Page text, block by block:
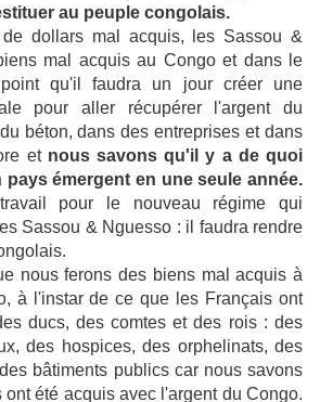
au peuple congolais.
dollars mal acquis, les Sassou &
mal acquis au Congo et dans le
qu'il faudra un jour créer une
pour aller récupérer l'argent du
béton, dans des entreprises et dans
et nous savons qu'il y a de quoi
émergent en une seule année.
pour le nouveau régime qui
Sassou & Nguesso : il faudra rendre
nous ferons des biens mal acquis à
à l'instar de ce que les Français ont
ducs, des comtes et des rois : des
des hospices, des orphelinats, des
bâtiments publics car nous savons
été acquis avec l'argent du Congo.